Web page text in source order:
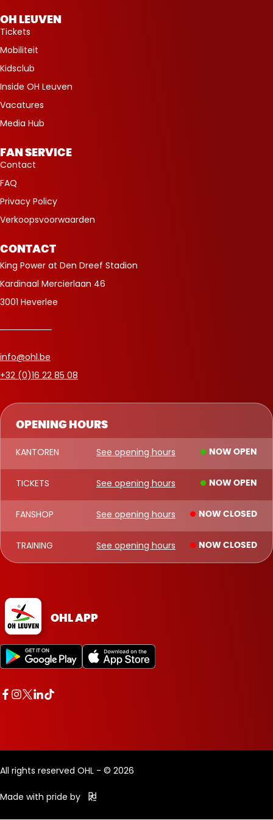
OPENING HOURS
KANTOREN See opening hours NOW OPEN
TICKETS See opening hours NOW OPEN
FANSHOP See opening hours NOW CLOSED
TRAINING See opening hours NOW CLOSED
OH LEUVEN
Tickets
Mobiliteit
Kidsclub
Inside OH Leuven
Vacatures
Media Hub
FAN SERVICE
Contact
FAQ
Privacy Policy
Verkoopsvoorwaarden
CONTACT
King Power at Den Dreef Stadion
Kardinaal Mercierlaan 46
3001 Heverlee
info@ohl.be
+32 (0)16 22 85 08
OHL APP
All rights reserved OHL - © 2026
Made with pride by